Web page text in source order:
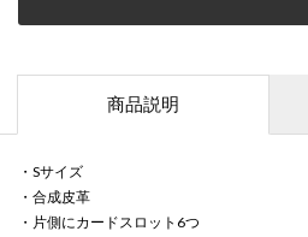
商品説明
・Sサイズ
・合成皮革
・片側にカードスロット6つ